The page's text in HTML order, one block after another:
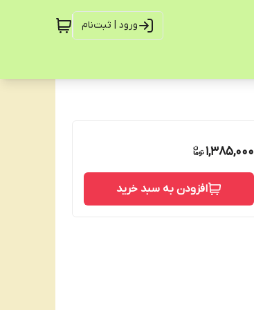
ورود | ثبت‌نام
1,385,000
افزودن به سبد خرید